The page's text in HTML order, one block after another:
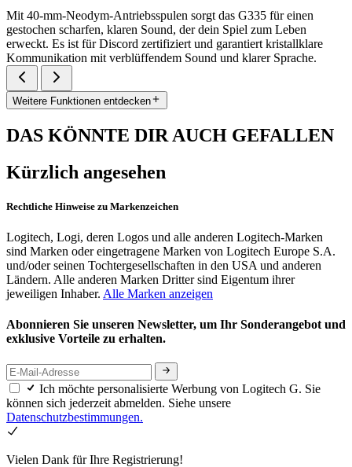
Mit 40-mm-Neodym-Antriebsspulen sorgt das G335 für einen
gestochen scharfen, klaren Sound, der dein Spiel zum Leben
erweckt. Es ist für Discord zertifiziert und garantiert kristallklare
Kommunikation mit verblüffendem Sound und klarer Sprache.
Weitere Funktionen entdecken
DAS KÖNNTE DIR AUCH GEFALLEN
Kürzlich angesehen
Rechtliche Hinweise zu Markenzeichen
Logitech, Logi, deren Logos und alle anderen Logitech-Marken
sind Marken oder eingetragene Marken von Logitech Europe S.A.
und/oder seinen Tochtergesellschaften in den USA und anderen
Ländern. Alle anderen Marken Dritter sind Eigentum ihrer
jeweiligen Inhaber. Alle Marken anzeigen
Abonnieren Sie unseren Newsletter, um Ihr Sonderangebot und
exklusive Vorteile zu erhalten.
Ich möchte personalisierte Werbung von Logitech G. Sie
können sich jederzeit abmelden. Siehe unsere
Datenschutzbestimmungen.
Vielen Dank für Ihre Registrierung!